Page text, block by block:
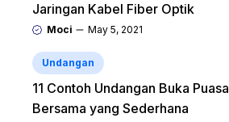
Jaringan Kabel Fiber Optik
Moci May 5, 2021
Undangan
11 Contoh Undangan Buka Puasa
Bersama yang Sederhana